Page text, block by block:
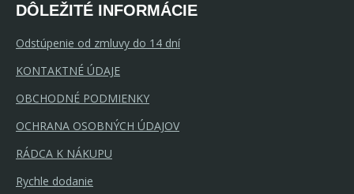
DÔLEŽITÉ INFORMÁCIE
Odstúpenie od zmluvy do 14 dní
KONTAKTNÉ ÚDAJE
OBCHODNÉ PODMIENKY
OCHRANA OSOBNÝCH ÚDAJOV
RÁDCA K NÁKUPU
Rychle dodanie